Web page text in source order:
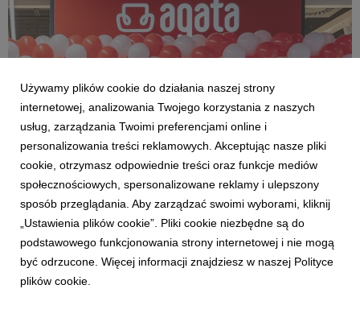
O FIRMIE
Agata rozwija małe formaty sklepów. Kolejny
punkt otwarty w centrum handlowym Brama
Jury w Zawierciu
14 listopada 2025
Po sukcesie pierwszego małego sklepu Agata w Oświęcimiu,
kolejny taki punkt sprzedaży powstał właśnie w ramach nowej
galerii Brama Jury w Zawierciu, która otwarta została w piątek,
Używamy plików cookie do działania naszej strony
internetowej, analizowania Twojego korzystania z naszych
usług, zarządzania Twoimi preferencjami online i
personalizowania treści reklamowych. Akceptując nasze pliki
cookie, otrzymasz odpowiednie treści oraz funkcje mediów
społecznościowych, spersonalizowane reklamy i ulepszony
sposób przeglądania. Aby zarządzać swoimi wyborami, kliknij
„Ustawienia plików cookie”. Pliki cookie niezbędne są do
podstawowego funkcjonowania strony internetowej i nie mogą
być odrzucone. Więcej informacji znajdziesz w naszej Polityce
plików cookie.